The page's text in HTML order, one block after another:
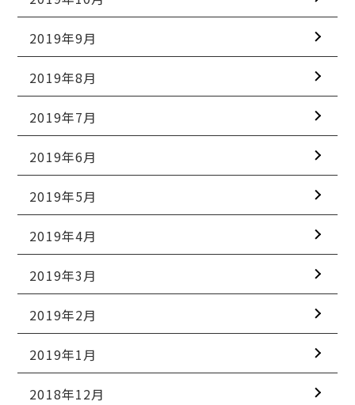
2019年9月
2019年8月
2019年7月
2019年6月
2019年5月
2019年4月
2019年3月
2019年2月
2019年1月
2018年12月